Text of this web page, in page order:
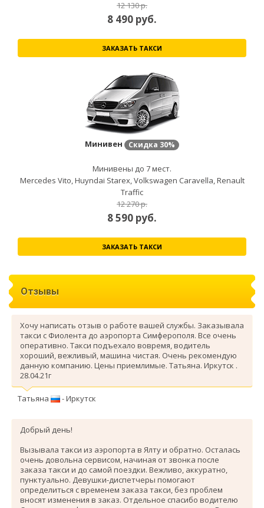
12 130 р.
8 490 руб.
ЗАКАЗАТЬ ТАКСИ
Минивен Скидка 30%
Минивены до 7 мест.
Mercedes Vito, Huyndai Starex, Volkswagen Caravella, Renault
Traffic
12 270 р.
8 590 руб.
ЗАКАЗАТЬ ТАКСИ
Отзывы
Хочу написать отзыв о работе вашей службы. Заказывала
такси с Фиолента до аэропорта Симферополя. Все очень
оперативно. Такси подъехало вовремя, водитель
хороший, вежливый, машина чистая. Очень рекомендую
данную компанию. Цены приемлимые. Татьяна. Иркутск .
28.04.21г
Татьяна - Иркутск
Добрый день!
Вызывала такси из аэропорта в Ялту и обратно. Осталась
очень довольна сервисом, начиная от звонка после
заказа такси и до самой поездки. Вежливо, аккуратно,
пунктуально. Девушки-диспетчеры помогают
определиться с временем заказа такси, без проблем
вносят изменения в заказ. Отдельное спасибо водителю